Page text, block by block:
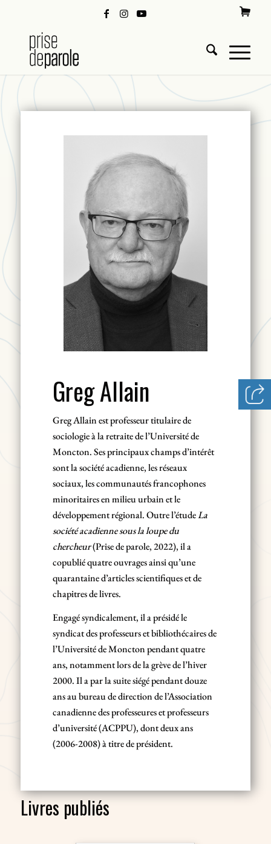
Greg Allain
Greg Allain est professeur titulaire de
sociologie à la retraite de l’Université de
Moncton. Ses principaux champs d’intérêt
sont la société acadienne, les réseaux
sociaux, les communautés francophones
minoritaires en milieu urbain et le
développement régional. Outre l’étudeLa
société acadienne sous la loupe du
chercheur(Prise de parole, 2022), il a
copublié quatre ouvrages ainsi qu’une
quarantaine d’articles scientifiques et de
chapitres de livres.
Engagé syndicalement, il a présidé le
syndicat des professeurs et bibliothécaires de
l’Université de Moncton pendant quatre
ans, notamment lors de la grève de l’hiver
2000. Il a par la suite siégé pendant douze
ans au bureau de direction de l’Association
canadienne des professeures et professeurs
d’université (ACPPU), dont deux ans
(2006-2008) à titre de président.
Livres publiés